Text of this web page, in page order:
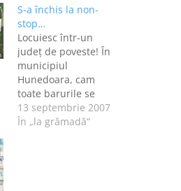
S-a închis la non-
stop…
Locuiesc într-un
judeţ de poveste! În
municipiul
Hunedoara, cam
toate barurile se
închid pe la ora 23,
ca să nu fie
13 septembrie 2007
În „la grămadă”